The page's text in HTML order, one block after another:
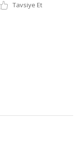
Tavsiye Et